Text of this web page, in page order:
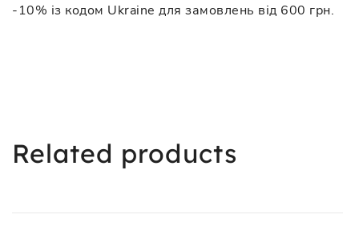
-10% із кодом Ukraine для замовлень від 600 грн.
Related products